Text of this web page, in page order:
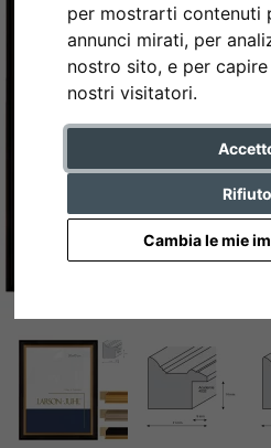
per mostrarti contenuti
annunci mirati, per
nostro sito, e per
nostri visitatori.
Rifiuto
Cambia le mie
Indietro